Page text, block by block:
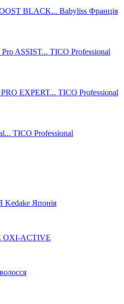
BLACK... Babyliss Франція
ASSIST... TICO Professional
EXPERT... TICO Professional
TICO Professional
Японія
ACTIVE